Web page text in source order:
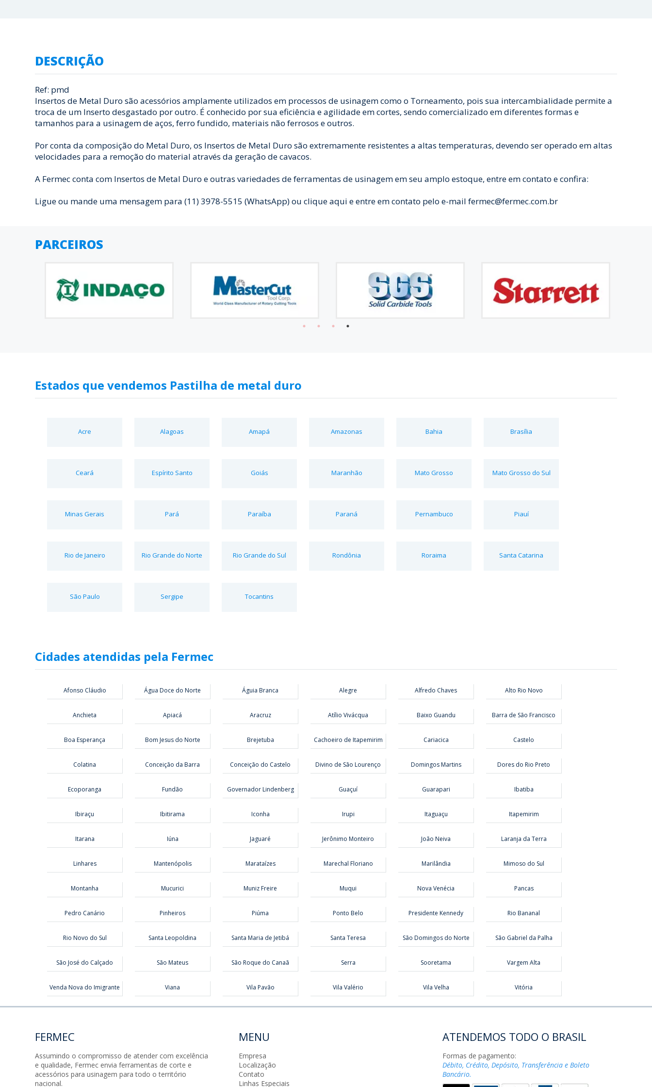
DESCRIÇÃO
Ref: pmd
Insertos de Metal Duro são acessórios amplamente utilizados em processos de usinagem como o Torneamento, pois sua intercambialidade permite a
troca de um Inserto desgastado por outro. É conhecido por sua eficiência e agilidade em cortes, sendo comercializado em diferentes formas e
tamanhos para a usinagem de aços, ferro fundido, materiais não ferrosos e outros.
Por conta da composição do Metal Duro, os Insertos de Metal Duro são extremamente resistentes a altas temperaturas, devendo ser operado em altas
velocidades para a remoção do material através da geração de cavacos.
A Fermec conta com Insertos de Metal Duro e outras variedades de ferramentas de usinagem em seu amplo estoque, entre em contato e confira:
Ligue ou mande uma mensagem para (11) 3978-5515 (WhatsApp) ou clique aqui e entre em contato pelo e-mail fermec@fermec.com.br
PARCEIROS
Estados que vendemos Pastilha de metal duro
Acre Alagoas Amapá Amazonas Bahia Brasília
Ceará Espírito Santo Goiás Maranhão Mato Grosso Mato Grosso do Sul
Minas Gerais Pará Paraíba Paraná Pernambuco Piauí
Rio de Janeiro Rio Grande do Norte Rio Grande do Sul Rondônia Roraima Santa Catarina
São Paulo Sergipe Tocantins
Cidades atendidas pela Fermec
Afonso Cláudio Água Doce do Norte Águia Branca Alegre Alfredo Chaves Alto Rio Novo
Anchieta Apiacá Aracruz Atílio Vivácqua Baixo Guandu Barra de São Francisco
Boa Esperança Bom Jesus do Norte Brejetuba Cachoeiro de Itapemirim Cariacica Castelo
Colatina Conceição da Barra Conceição do Castelo Divino de São Lourenço Domingos Martins Dores do Rio Preto
Ecoporanga Fundão Governador Lindenberg Guaçuí Guarapari Ibatiba
Ibiraçu Ibitirama Iconha Irupi Itaguaçu Itapemirim
Itarana Iúna Jaguaré Jerônimo Monteiro João Neiva Laranja da Terra
Linhares Mantenópolis Marataízes Marechal Floriano Marilândia Mimoso do Sul
Montanha Mucurici Muniz Freire Muqui Nova Venécia Pancas
Pedro Canário Pinheiros Piúma Ponto Belo Presidente Kennedy Rio Bananal
Rio Novo do Sul Santa Leopoldina Santa Maria de Jetibá Santa Teresa São Domingos do Norte São Gabriel da Palha
São José do Calçado São Mateus São Roque do Canaã Serra Sooretama Vargem Alta
Venda Nova do Imigrante Viana Vila Pavão Vila Valério Vila Velha Vitória
FERMEC
Assumindo o compromisso de atender com excelência
e qualidade, Fermec envia ferramentas de corte e
acessórios para usinagem para todo o território
nacional.
MENU
Empresa
Localização
Contato
Linhas Especiais
ATENDEMOS TODO O BRASIL
Formas de pagamento:
Débito, Crédito, Depósito, Transferência e Boleto
Bancário.